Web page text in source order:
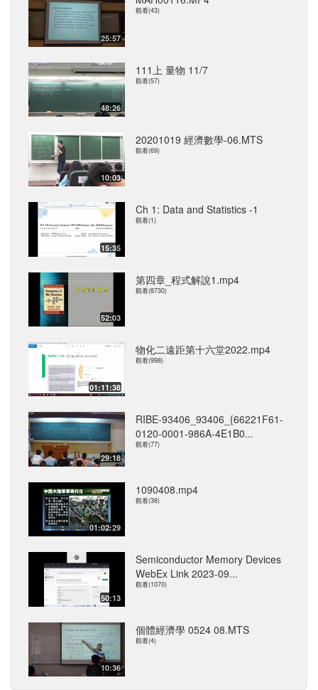
25:57
觀看(43)
48:26
111上 量物 11/7
觀看(57)
10:03
20201019 經濟數學-06.MTS
觀看(69)
15:35
Ch 1: Data and Statistics -1
觀看(1)
52:03
第四章_程式解說1.mp4
觀看(8730)
01:11:38
物化二遠距第十六堂2022.mp4
觀看(998)
29:18
RIBE-93406_93406_{66221F61-
0120-0001-986A-4E1B0...
觀看(77)
01:02:29
1090408.mp4
觀看(38)
50:13
Semiconductor Memory Devices
WebEx Link 2023-09...
觀看(1070)
10:36
個體經濟學 0524 08.MTS
觀看(4)